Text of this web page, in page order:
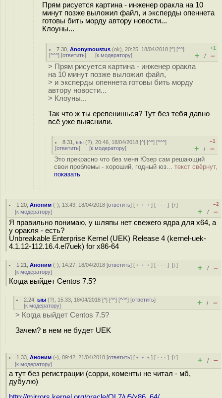
Прям рисуется картина - инженер оракла на 10
минут позже выложил файл, и эксперды опеннета
готовы бить морду автору новости...
Клоуны...
7.30 ,Anonymoustus (ok), 20:25, 18/04/2018 [^] [^^]
[^^^] [ответить] [к модератору]
+1
+ / –
> Прям рисуется картина - инженер оракла
на 10 минут позже выложил файл,
> и эксперды опеннета готовы бить морду
автору новости...
> Клоуны...
Так что ж ты ерепенишься? Тут без тебя давно
всё уже выяснили.
8.31 ,ыы (?), 20:46, 18/04/2018 [^] [^^] [^^^]
[ответить] [к модератору]
–1
+ / –
Это прекрасно что без меня Юзер сам решающий
свои проблемы - хороший, годный юз... текст свёрнут,
показать
1.20 ,Аноним (-), 13:43, 18/04/2018 [ответить] [ ﹢﹢﹢] [ · · ·][↑]
[к модератору]
–2
+ / –
Я правильно понимаю, у шляпы нет свежего ядра для х64, а
у оракля - есть?
Unbreakable Enterprise Kernel (UEK) Release 4 (kernel-uek-
4.1.12-112.16.4.el7uek) for x86-64
1.21 ,Аноним (-), 14:27, 18/04/2018 [ответить] [ ﹢﹢﹢] [ · · ·][↓]
[к модератору] + / –
Когда выйдет Centos 7.5?
2.24 ,ыы (?), 15:33, 18/04/2018 [^] [^^] [^^^] [ответить]
[к модератору] + / –
> Когда выйдет Centos 7.5?
Зачем? в нем не будет UEK
1.33 ,Аноним (-), 09:42, 21/04/2018 [ответить] [ ﹢﹢﹢] [ · · ·][↑]
[к модератору] + / –
а тут без регистрации (сорри, коменты не читал - мб,
дубулю)